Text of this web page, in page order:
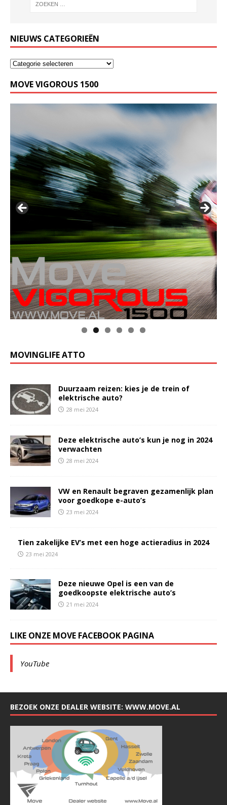
NIEUWS CATEGORIEËN
MOVE VIGOROUS 1500
MOVINGLIFE ATTO
Duurzaam reizen: kies je de trein of
elektrische auto?
28 mei 2024
Deze elektrische auto’s kun je nog in 2024
verwachten
28 mei 2024
VW en Renault begraven gezamenlijk plan
voor goedkope e-auto’s
23 mei 2024
Tien zakelijke EV’s met een hoge actieradius in 2024
23 mei 2024
Deze nieuwe Opel is een van de
goedkoopste elektrische auto’s
21 mei 2024
LIKE ONZE MOVE FACEBOOK PAGINA
YouTube
BEZOEK ONZE DEALER WEBSITE: WWW.MOVE.AL